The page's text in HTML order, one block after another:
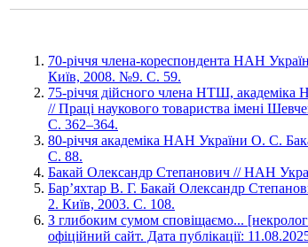
70-річчя члена-кореспондента НАН
Київ, 2008. №9. С. 59.
75-річчя дійсного члена НТШ,
// Праці наукового товариства імені
С. 362–364.
80-річчя академіка НАН України О. С.
С. 88.
Бакай Олександр Степанович // НАН
Бар’яхтар В. Г. Бакай Олександр
2. Київ, 2003. С. 108.
З глибоким сумом сповіщаємо...
офіційний сайт. Дата публікації: